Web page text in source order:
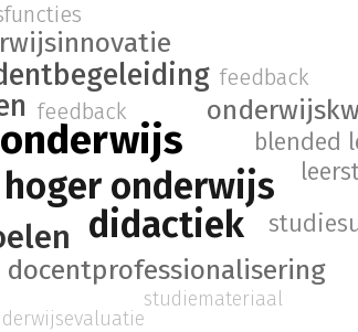
onderwijs
hoger onderwijs
didactiek
docentprofessionalisering
blended
feedback
studiemateriaal
feedback